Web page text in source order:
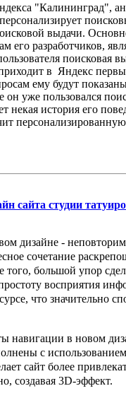
"Калининград",
выдачи.
его разработчиков,
поисковая
в Яндекс
ему будут
он уже пользовался
некая история его
сайта студии
дизайне -
сочетание
того, большой упор
восприятия
что значительно
навигации в новом
с
сайт более
создавая 3D-эффект.